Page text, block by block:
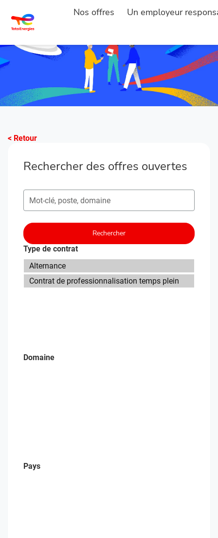
Nos offres Un employeur
< Retour
Rechercher des offres ouvertes
Rechercher des postes ouverts
Rechercher
Type de contrat
Domaine
Pays